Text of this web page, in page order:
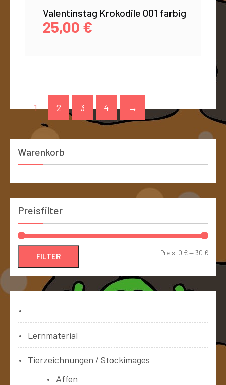
Valentinstag Krokodile 001 farbig
25,00 €
1 2 3 4 →
Warenkorb
Preisfilter
FILTER Preis: 0 €—30 €
Lernmaterial
Tierzeichnungen / Stockimages
Affen